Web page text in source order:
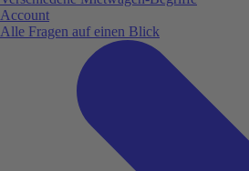
Account
Alle Fragen auf einen Blick